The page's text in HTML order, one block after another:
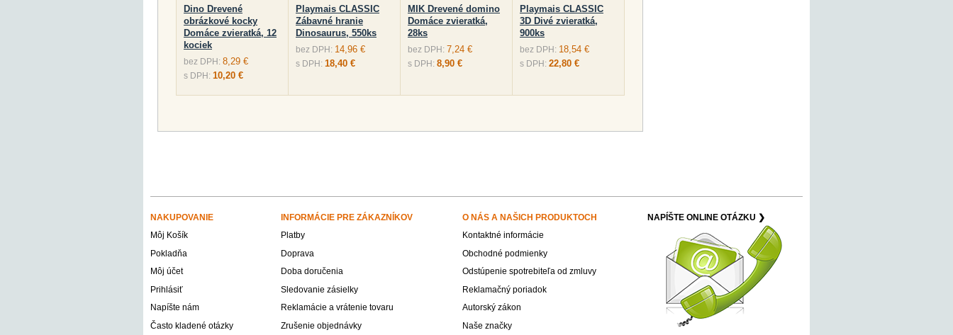
Dino Drevené
obrázkové kocky
Domáce zvieratká, 12
kociek
bez DPH: 8,29 €
s DPH: 10,20 €
Playmais CLASSIC
Zábavné hranie
Dinosaurus, 550ks
bez DPH: 14,96 €
s DPH: 18,40 €
MIK Drevené domino
Domáce zvieratká,
28ks
bez DPH: 7,24 €
s DPH: 8,90 €
Playmais CLASSIC
3D Divé zvieratká,
900ks
bez DPH: 18,54 €
s DPH: 22,80 €
NAKUPOVANIE INFORMÁCIE PRE ZÁKAZNÍKOV O NÁS A NAŠICH PRODUKTOCH
NAPÍŠTE ONLINE OTÁZKU ❯
Môj Košík
Platby
Kontaktné informácie
Pokladňa
Doprava
Obchodné podmienky
Môj účet
Doba doručenia
Odstúpenie spotrebiteľa od zmluvy
Prihlásiť
Sledovanie zásielky
Reklamačný poriadok
Napíšte nám
Reklamácie a vrátenie tovaru
Autorský zákon
Často kladené otázky
Zrušenie objednávky Naše značky